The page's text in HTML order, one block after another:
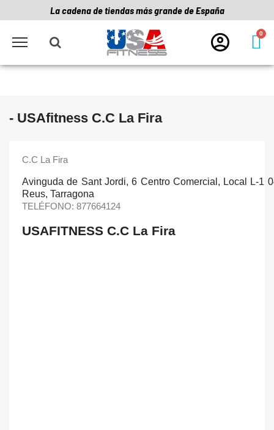
La cadena de tiendas más grande de España
- USAfitness C.C La Fira
C.C La Fira
Avinguda de Sant Jordi, 6 Centro Comercial, Local L-1
Reus, Tarragona
TELÉFONO: 877664124
USAFITNESS C.C La Fira